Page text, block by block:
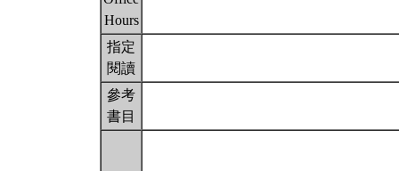
Hours
指定
閱讀
參考
書目